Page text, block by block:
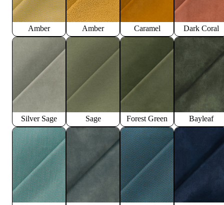
Amber Amber Caramel Dark Coral
Silver Sage Sage Forest Green Bayleaf